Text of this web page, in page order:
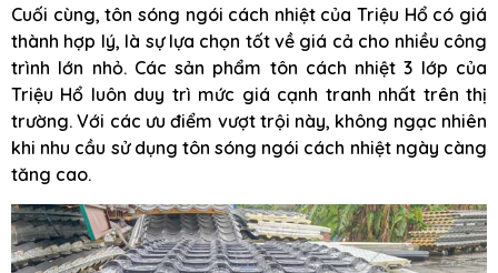
Cuối cùng, tôn sóng ngói cách nhiệt của Triệu Hổ có giá
thành hợp lý, là sự lựa chọn tốt về giá cả cho nhiều công
trình lớn nhỏ. Các sản phẩm tôn cách nhiệt 3 lớp của
Triệu Hổ luôn duy trì mức giá cạnh tranh nhất trên thị
trường. Với các ưu điểm vượt trội này, không ngạc nhiên
khi nhu cầu sử dụng tôn sóng ngói cách nhiệt ngày càng
tăng cao.